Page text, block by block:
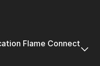
Flame Connect